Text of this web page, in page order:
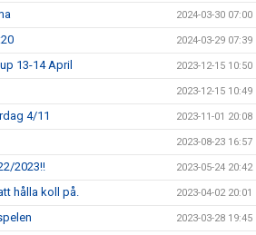
2024-03-30 07:00
2024-03-29 07:39
13-14 April 2023-12-15 10:50
2023-12-15 10:49
4/11 2023-11-01 20:08
2023-08-23 16:57
2023!! 2023-05-24 20:42
hålla koll på. 2023-04-02 20:01
2023-03-28 19:45